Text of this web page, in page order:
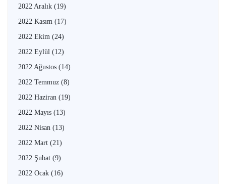
2022 Aralık (19)
2022 Kasım (17)
2022 Ekim (24)
2022 Eylül (12)
2022 Ağustos (14)
2022 Temmuz (8)
2022 Haziran (19)
2022 Mayıs (13)
2022 Nisan (13)
2022 Mart (21)
2022 Şubat (9)
2022 Ocak (16)